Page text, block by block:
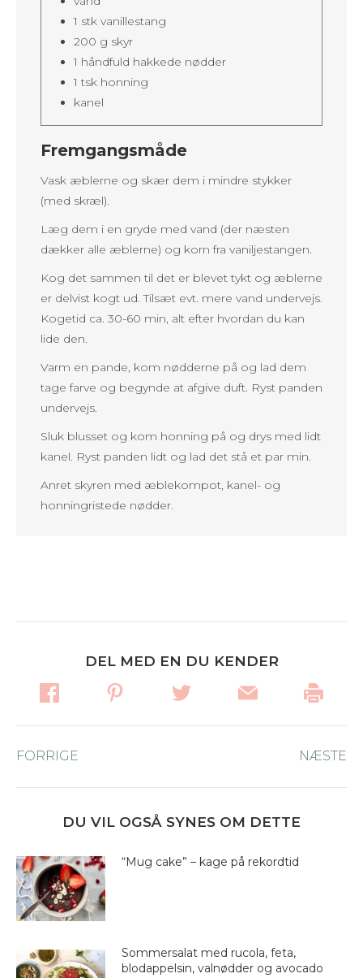
1 stk vanillestang
200 g skyr
1 håndfuld hakkede nødder
1 tsk honning
kanel
Fremgangsmåde
Vask æblerne og skær dem i mindre stykker
(med skræl).
Læg dem i en gryde med vand (der næsten
dækker alle æblerne) og korn fra vaniljestangen.
Kog det sammen til det er blevet tykt og æblerne
er delvist kogt ud. Tilsæt evt. mere vand undervejs.
Kogetid ca. 30-60 min, alt efter hvordan du kan
lide den.
Varm en pande, kom nødderne på og lad dem
tage farve og begynde at afgive duft. Ryst panden
undervejs.
Sluk blusset og kom honning på og drys med lidt
kanel. Ryst panden lidt og lad det stå et par min.
Anret skyren med æblekompot, kanel- og
honningristede nødder.
DEL MED EN DU KENDER
navigation
FORRIGE NÆSTE
DU VIL OGSÅ SYNES OM DETTE
“Mug cake” – kage på rekordtid
Sommersalat med rucola, feta,
blodappelsin, valnødder og avocado